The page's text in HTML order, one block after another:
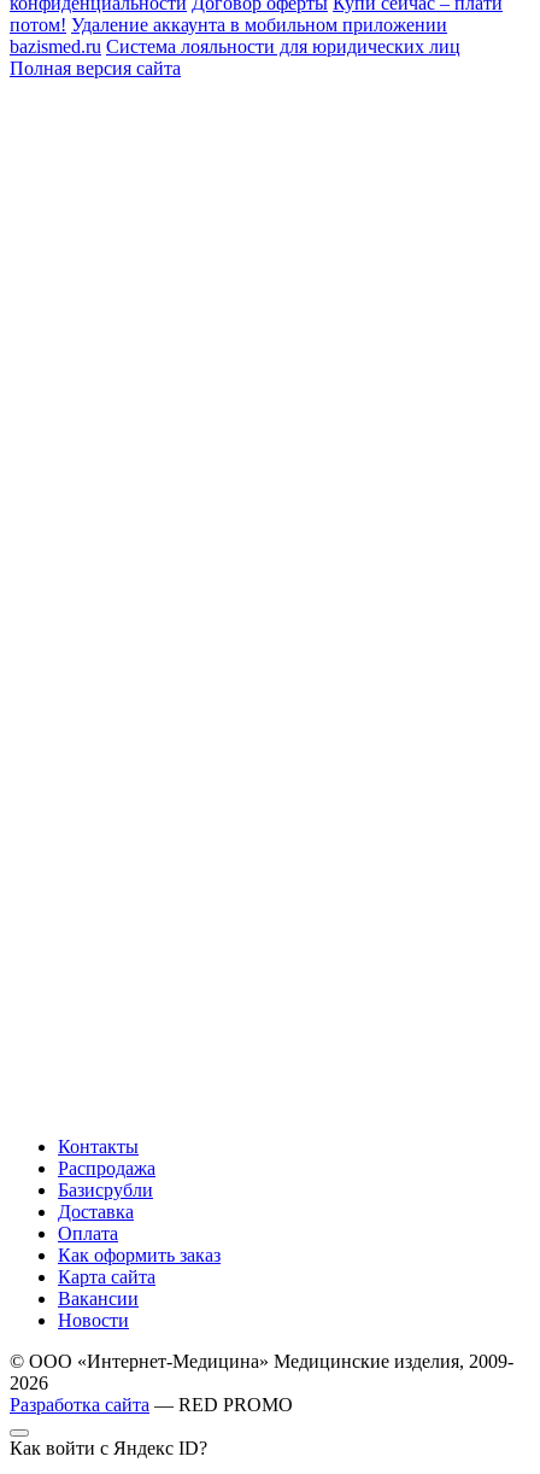
потом! Удаление аккаунта в мобильном приложении
bazismed.ru Система лояльности для юридических лиц
Полная версия сайта
Контакты
Распродажа
Базисрубли
Доставка
Оплата
Как оформить заказ
Карта сайта
Вакансии
Новости
© ООО «Интернет-Медицина» Медицинские изделия, 2009-
2026
Разработка сайта — RED PROMO
Как войти с Яндекс ID?